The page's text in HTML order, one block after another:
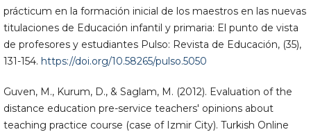
prácticum en la formación inicial de los maestros en las nuevas
titulaciones de Educación infantil y primaria: El punto de vista
de profesores y estudiantes Pulso: Revista de Educación, (35),
131-154. https://doi.org/10.58265/pulso.5050
Guven, M., Kurum, D., & Saglam, M. (2012). Evaluation of the
distance education pre-service teachers' opinions about
teaching practice course (case of Izmir City). Turkish Online